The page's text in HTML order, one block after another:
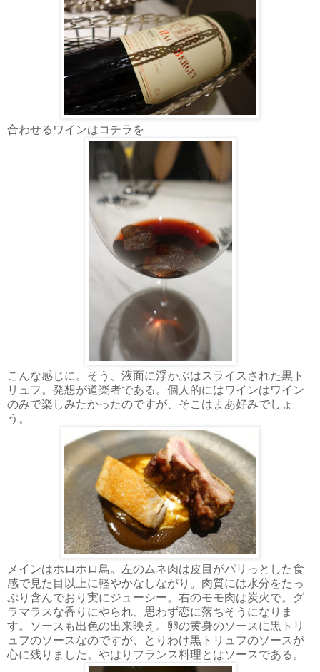
合わせるワインはコチラを
こんな感じに。そう、液面に浮かぶはスライスされた黒ト
リュフ。発想が道楽者である。個人的にはワインはワイン
のみで楽しみたかったのですが、そこはまあ好みでしょ
う。
メインはホロホロ鳥。左のムネ肉は皮目がパリっとした食
感で見た目以上に軽やかなしながり。肉質には水分をたっ
ぷり含んでおり実にジューシー。右のモモ肉は炭火で。グ
ラマラスな香りにやられ、思わず恋に落ちそうになりま
す。ソースも出色の出来映え。卵の黄身のソースに黒トリ
ュフのソースなのですが、とりわけ黒トリュフのソースが
心に残りました。やはりフランス料理とはソースである。